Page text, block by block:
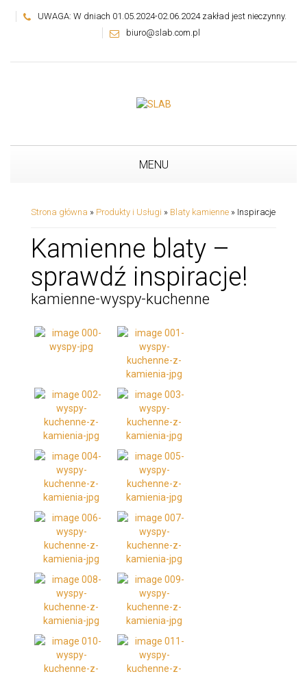
UWAGA: W dniach 01.05.2024-02.06.2024 zakład jest nieczynny.
biuro@slab.com.pl
MENU
Strona główna » Produkty i Usługi » Blaty kamienne » Inspiracje
Kamienne blaty –
sprawdź inspiracje!
kamienne-wyspy-kuchenne